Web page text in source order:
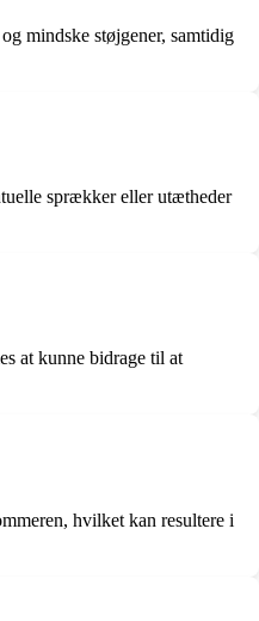
mindske støjgener, samtidig
sprækker eller utætheder
at kunne bidrage til at
hvilket kan resultere i